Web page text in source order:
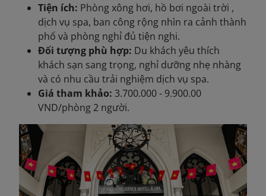
Tiện ích: Phòng xông hơi, hồ bơi ngoài trời ,
dịch vụ spa, ban công rộng nhìn ra cảnh thành
phố và phòng nghỉ đủ tiện nghi.
Đối tượng phù hợp: Du khách yêu thích
khách sạn sang trọng, nghỉ dưỡng nhẹ nhàng
và có nhu cầu trải nghiệm dịch vụ spa.
Giá tham khảo: 3.700.000 - 9.900.00
VND/phòng 2 người.